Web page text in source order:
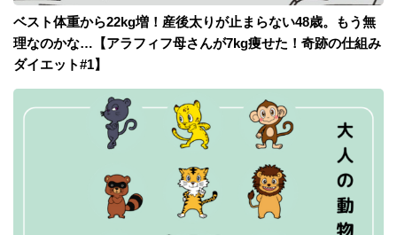
ベスト体重から22kg増！産後太りが止まらない48歳。もう無
理なのかな…【アラフィフ母さんが7kg痩せた！奇跡の仕組み
ダイエット#1】